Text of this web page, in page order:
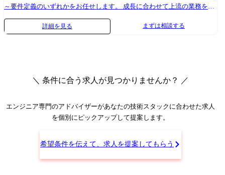
理)開発 〈規模〉800人月 〈参画工程〉見積/提案、要件定義、基本設
計、詳細設計、 各種テスト、リリース、運用保守(予定) 〈使用技術〉 言
語⇒Java DB⇒Oracle OS⇒Linux クラウド⇒AWS その他⇒Spring Boot ③
ウェア販売企業様 〈概要〉ITハードウェア機器販売買取のお見積用web
設計、詳細設計、開発、テスト、リリース 〈使用技術〉 言語⇒Python
DB⇒mySQL クラウド⇒AWS その他⇒react、FastAPI、API Gateway ⑤そ
務の構築(ERPパッケージの導入・カスタマイズ) ・大手保険会社(社内シ
ステム更改) ・大手クレジットカード会社(発券システムの構築) ・大手広
告会社データ基盤の構築/更改(AWS等、クラウド環境への移行) ・大手通
～要件定義のいずれかをお任せします。 成長に合わせて上流の業務をお
任せしていく方針です。 具体的には ●サーバやクラウド、ネットワーク
の設計・構築・保守 ●顧客のシステム環境に応じたデータベースの構築
やチームと協力しながら、安定と進化の両立を実現していくことを期待
要〉マーケティング情報分析のためのデータ収集システム構築 〈規模〉
120人月 〈参画工程〉要件定義、システム提案、製品PoC、基本設計、
DB⇒Oracle OS⇒Linux その他⇒Talend ②大手飲料水サービス提供企業様
〈概要〉加盟店(FC店)向けの基幹システム(請求・販売・顧客・受発注管
理)開発 〈規模〉800人月 〈参画工程〉見積/提案、要件定義、基本設
詳細を見る まずは相談する
＼ 条件に合う求人が見つかりませんか？ ／
エンジニア専門のアドバイザーがあなたの技術スタックに合わせた求人
を個別にピックアップして提案します。
希望条件を伝えて、求人を提案してもらう